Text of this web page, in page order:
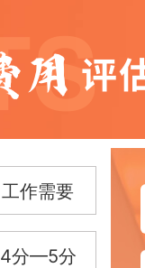
工作需要
4分—5分